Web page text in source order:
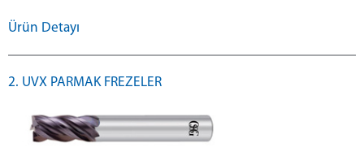
Ürün Detayı
2. UVX PARMAK FREZELER